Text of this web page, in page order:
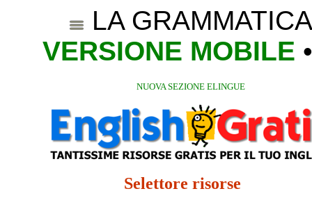
LA
VERSIONE MOBILE
NUOVA SEZIONE ELINGUE
Selettore risorse